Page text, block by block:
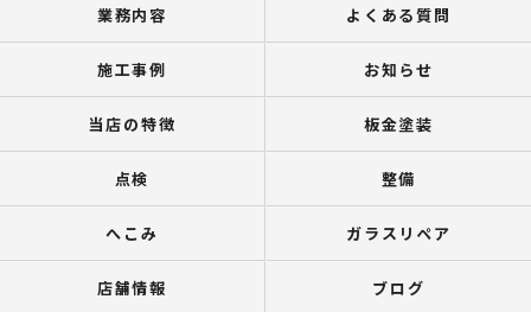
業務内容 よくある質問
施工事例 お知らせ
当店の特徴 板金塗装
点検 整備
へこみ ガラスリペア
店舗情報 ブログ